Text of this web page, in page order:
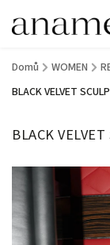
Domů / WOMEN /
BLACK VELVET
BLACK